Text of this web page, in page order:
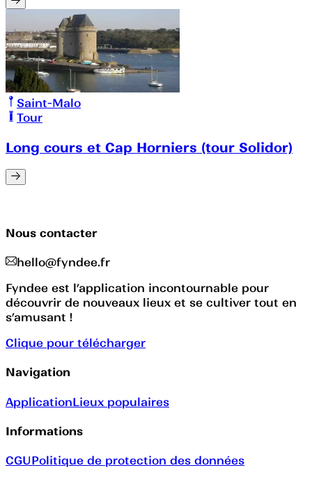
Saint-Malo
Tour
Long cours et Cap Horniers (tour Solidor)
Nous contacter
hello@fyndee.fr
Fyndee est l’application incontournable pour
découvrir de nouveaux lieux et se cultiver tout en
s’amusant !
Clique pour télécharger
Navigation
ApplicationLieux populaires
Informations
CGUPolitique de protection des données